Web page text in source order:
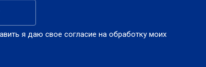
я даю свое согласие на обработку моих